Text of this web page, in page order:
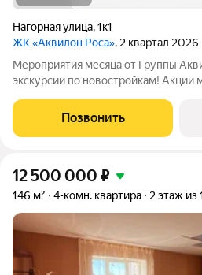
Нагорная улица,1к1
ЖК «Аквилон Роса», 2 квартал 2026
Мероприятия месяца от Группы
экскурсии по новостройкам! Акции
до 1,2 млн ! Ключи сразу!
100% оплате! Арктическая и
Позвонить
12 500 000 ₽
146 м² 4-комн. квартира 2 этаж из